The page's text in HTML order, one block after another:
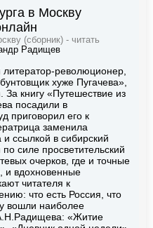
в Москву
(сборник) - читать
Радищев
революционер,
хуже Пугачева»,
За книгу «Путешествие из
посадили в
приговорил его к
заменила
ссылкой в сибирский
силе просветительский
очерков, где и точные
и вдохновенные
читателя к
что есть Россия, что
вошли наиболее
«Житие